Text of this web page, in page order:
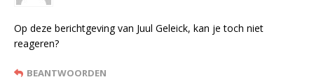
Op deze berichtgeving van Juul Geleick, kan je toch niet
reageren?
BEANTWOORDEN